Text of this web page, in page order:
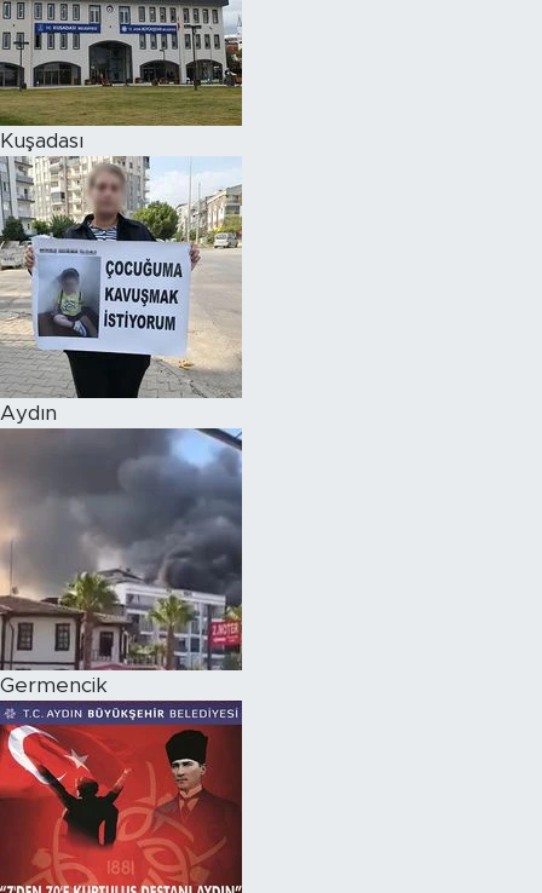
Kuşadası
Aydın
Germencik